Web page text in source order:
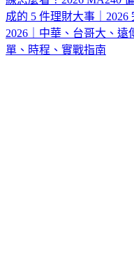
成的 5 件理財大事｜2026
2026｜中華、台哥大、遠
單、時程、實戰指南